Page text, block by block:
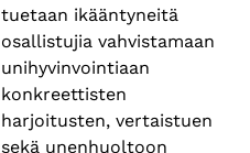
tuetaan ikääntyneitä
osallistujia vahvistamaan
unihyvinvointiaan
konkreettisten
harjoitusten, vertaistuen
sekä unenhuoltoon